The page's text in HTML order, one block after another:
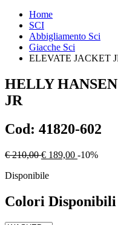
Home
SCI
Abbigliamento Sci
Giacche Sci
ELEVATE JACKET
HELLY HANSEN
JR
Cod: 41820-602
€ 210,00 € 189,00 -10%
Disponibile
Colori Disponibili